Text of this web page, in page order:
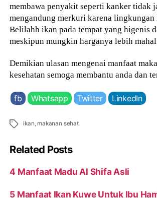
membawa penyakit seperti kanker tidak
mengandung merkuri karena lingkungan
Belilahh ikan pada tempat yang higenis
meskipun mungkin harganya lebih
Demikian ulasan mengenai manfaat
kesehatan semoga membantu anda dan
fb Whatsapp Twitter LinkedIn
Tags ikan,makanan sehat
Related Posts
4 Manfaat Madu Al Shifa Asli
5 Manfaat Ikan Kuwe Untuk Ibu